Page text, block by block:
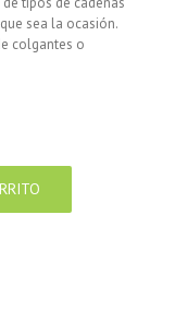
sea la ocasión.
colgantes o